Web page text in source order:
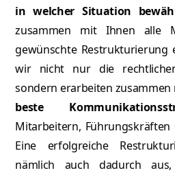
in welcher Situation
zusammen mit Ihnen alle
gewünschte Restrukturierung
wir nicht nur die
sondern erarbeiten zusammen
beste
Mitarbeitern,
Eine erfolgreiche
nämlich auch dadurch